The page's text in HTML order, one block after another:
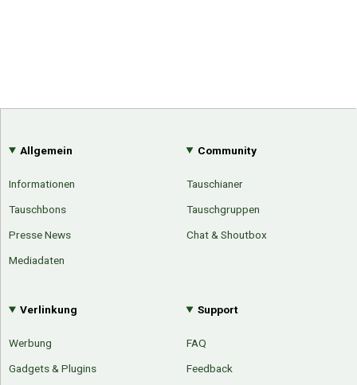
Allgemein
Informationen
Tauschbons
Presse News
Mediadaten
Community
Tauschianer
Tauschgruppen
Chat & Shoutbox
Verlinkung
Werbung
Gadgets & Plugins
Support
FAQ
Feedback